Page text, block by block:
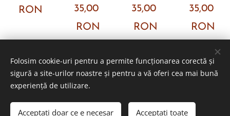
RON
35,00
RON
35,00
RON
35,00
RON
© 2026 Toate drepturile rezervate
Politica de confidentialitate Cookie-uri
Folosim cookie-uri pentru a permite funcționarea corectă și
sigură a site-urilor noastre și pentru a vă oferi cea mai bună
experiență de utilizare.
Acceptați doar ce e necesar Acceptați toate